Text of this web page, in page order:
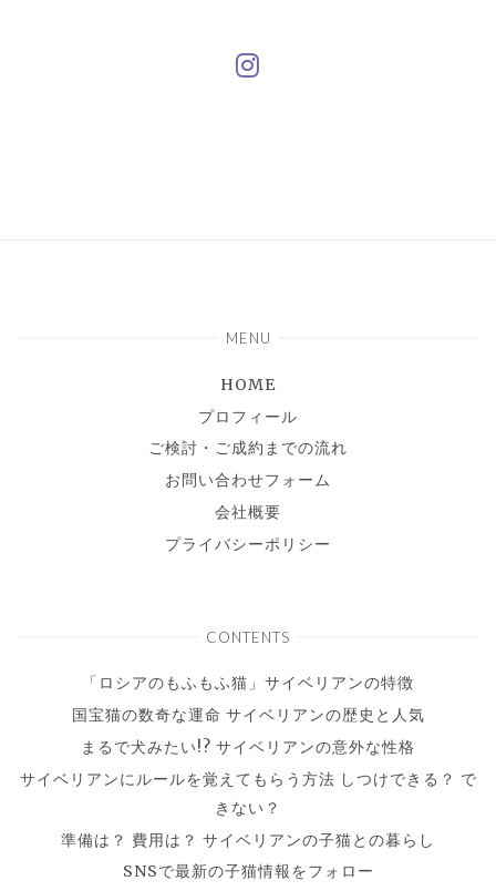
MENU
HOME
プロフィール
ご検討・ご成約までの流れ
お問い合わせフォーム
会社概要
プライバシーポリシー
CONTENTS
「ロシアのもふもふ猫」サイベリアンの特徴
国宝猫の数奇な運命 サイベリアンの歴史と人気
まるで犬みたい!? サイベリアンの意外な性格
サイベリアンにルールを覚えてもらう方法 しつけできる？ で
きない？
準備は？ 費用は？ サイベリアンの子猫との暮らし
SNSで最新の子猫情報をフォロー